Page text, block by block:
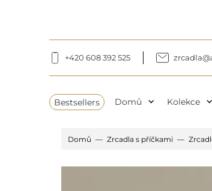
+420 608 392 525
Bestsellers Domů expand_more Kolekce expand_more
Domů Zrcadla s příčkami